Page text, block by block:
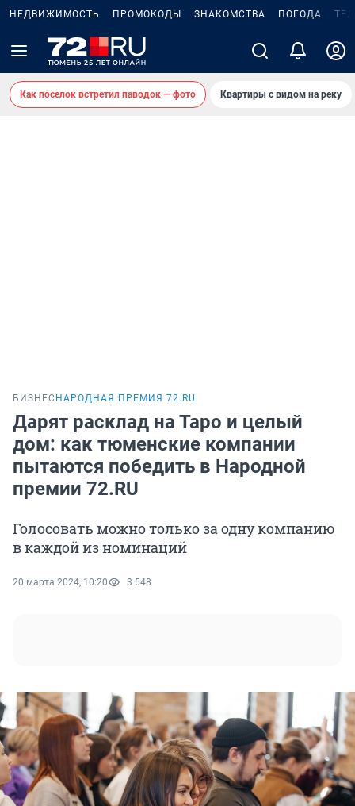
НЕДВИЖИМОСТЬ ПРОМОКОДЫ ЗНАКОМСТВА ПОГОДА
Как поселок встретил паводок — фото Квартиры с видом на реку
БИЗНЕС НАРОДНАЯ ПРЕМИЯ 72.RU
Дарят расклад на Таро и целый
дом: как тюменские компании
пытаются победить в Народной
премии 72.RU
Голосовать можно только за одну компанию
в каждой из номинаций
20 марта 2024, 10:20 3 548